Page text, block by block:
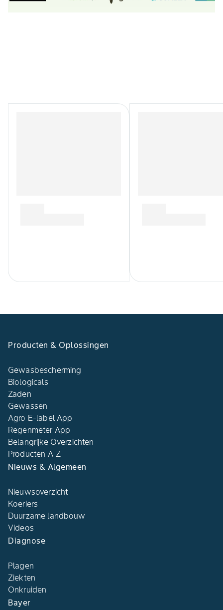
Producten & Oplossingen
Gewasbescherming
Biologicals
Zaden
Gewassen
Agro E-label App
Regenmeter App
Belangrijke Overzichten
Producten A-Z
Nieuws & Algemeen
Nieuwsoverzicht
Koeriers
Duurzame landbouw
Videos
Diagnose
Plagen
Ziekten
Onkruiden
Bayer